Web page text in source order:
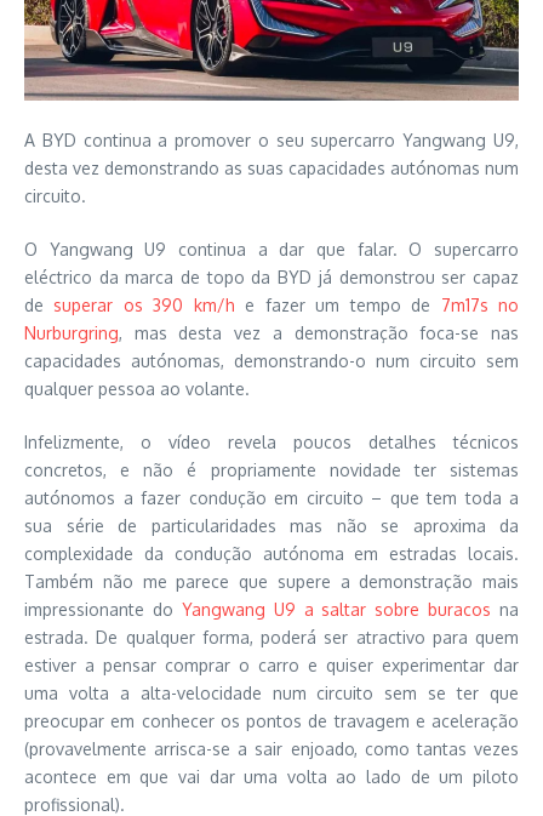
A BYD continua a promover o seu supercarro Yangwang U9,
desta vez demonstrando as suas capacidades autónomas num
circuito.
O Yangwang U9 continua a dar que falar. O supercarro
eléctrico da marca de topo da BYD já demonstrou ser capaz
de superar os 390 km/h e fazer um tempo de 7m17s no
Nurburgring, mas desta vez a demonstração foca-se nas
capacidades autónomas, demonstrando-o num circuito sem
qualquer pessoa ao volante.
Infelizmente, o vídeo revela poucos detalhes técnicos
concretos, e não é propriamente novidade ter sistemas
autónomos a fazer condução em circuito – que tem toda a
sua série de particularidades mas não se aproxima da
complexidade da condução autónoma em estradas locais.
Também não me parece que supere a demonstração mais
impressionante do Yangwang U9 a saltar sobre buracos na
estrada. De qualquer forma, poderá ser atractivo para quem
estiver a pensar comprar o carro e quiser experimentar dar
uma volta a alta-velocidade num circuito sem se ter que
preocupar em conhecer os pontos de travagem e aceleração
(provavelmente arrisca-se a sair enjoado, como tantas vezes
acontece em que vai dar uma volta ao lado de um piloto
profissional).